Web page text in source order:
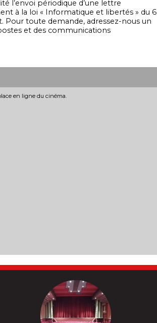
l’envoi périodique d’une lettre
à la loi « Informatique et libertés » du 6
Pour toute demande, adressez-nous un
et des communications
en ligne du cinéma.